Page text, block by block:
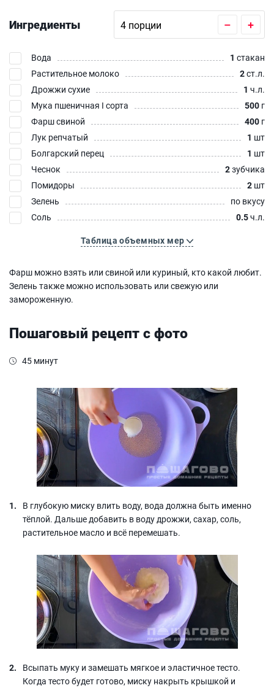
Ингредиенты – +
Вода 1 стакан
Растительное молоко
2ст.л.
Дрожжи сухие
1 ч.л.
Мука пшеничная I сорта
500 г
Фарш свиной
400 г
Лук репчатый
1 шт
Болгарский перец
1 шт
Чеснок
2зубчика
Помидоры
2 шт
Зелень
по вкусу
Соль
0.5ч.л.
Таблица объемных мер
Фарш можно взять или свиной или куриный, кто какой любит.
Зелень также можно использовать или свежую или
замороженную.
Пошаговый рецепт с фото
45 минут
В глубокую миску влить воду, вода должна быть именно
тёплой. Дальше добавить в воду дрожжи, сахар, соль,
растительное масло и всё перемешать.
Всыпать муку и замешать мягкое и эластичное тесто.
Когда тесто будет готово, миску накрыть крышкой и